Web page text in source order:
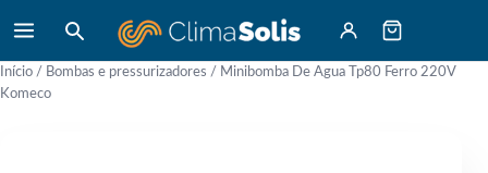
Início / Bombas e pressurizadores / Minibomba De Agua Tp80 Ferro 220V
Komeco